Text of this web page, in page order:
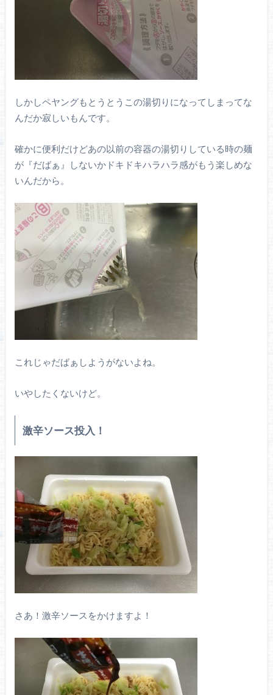
しかしペヤングもとうとうこの湯切りになってしまってな
んだか寂しいもんです。
確かに便利だけどあの以前の容器の湯切りしている時の麺
が『だばぁ』しないかドキドキハラハラ感がもう楽しめな
いんだから。
これじゃだばぁしようがないよね。
いやしたくないけど。
激辛ソース投入！
さあ！激辛ソースをかけますよ！